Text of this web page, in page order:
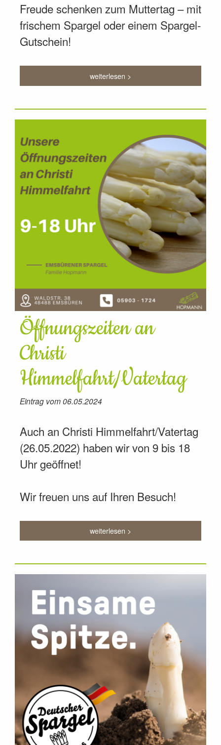
Freude schenken zum Muttertag – mit
frischem Spargel oder einem Spargel-
Gutschein!
weiterlesen >
Öffnungszeiten an
Christi
Himmelfahrt/Vatertag
Eintrag vom 06.05.2024
Auch an Christi Himmelfahrt/Vatertag
(26.05.2022) haben wir von 9 bis 18
Uhr geöffnet!
Wir freuen uns auf Ihren Besuch!
weiterlesen >